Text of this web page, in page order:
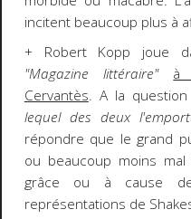
incitent beaucoup plus à
+ Robert Kopp joue
"Magazine littéraire"
à
Cervantès. A la
lequel des deux
répondre que le grand
ou beaucoup moins mal
grâce ou à cause
représentations de